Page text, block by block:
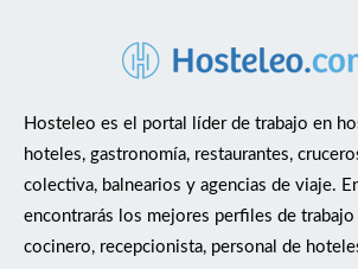
Hosteleo es el portal líder de trabajo en
hoteles, gastronomía, restaurantes,
colectiva, balnearios y agencias de viaje.
encontrarás los mejores perfiles de trabajo
cocinero, recepcionista, personal de